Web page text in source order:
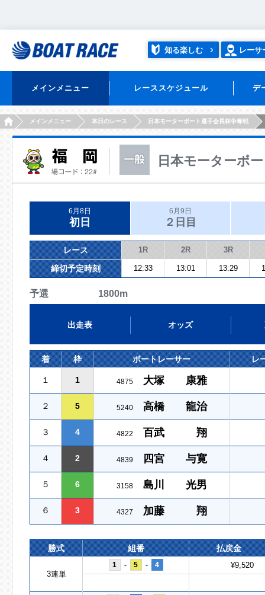
知る楽しむ レーサ
メインメニュー レーススケジュール デ
HOMEメインメニュー 本日のレース 日本モーターボート選手会長杯争奪戦
日本モーターボ
6月8日
初日
6月9日
２日目
レース 1R 2R 3R
締切予定時刻 12:33 13:01 13:29
予選 1800m
出走表 オッズ
着 枠 ボートレーサー レ
１ 1 4875 大塚 康雅
２ 5 5240 高橋 龍治
３ 4 4822 百武 翔
４ 2 4839 四宮 与寛
５ 6 3158 島川 光男
６ 3 4327 加藤 翔
勝式 組番 払戻金
3連単
1 - 5 - 4 ¥9,520